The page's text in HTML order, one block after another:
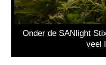
Onder de SANlight
veel